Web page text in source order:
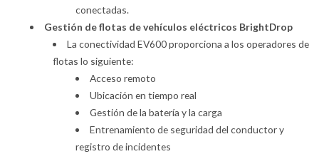
conectadas.
Gestión de flotas de vehículos eléctricos BrightDrop
La conectividad EV600 proporciona a los operadores de
flotas lo siguiente:
Acceso remoto
Ubicación en tiempo real
Gestión de la batería y la carga
Entrenamiento de seguridad del conductor y
registro de incidentes